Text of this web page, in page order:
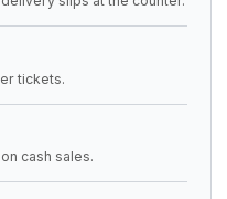
tickets.
cash sales.